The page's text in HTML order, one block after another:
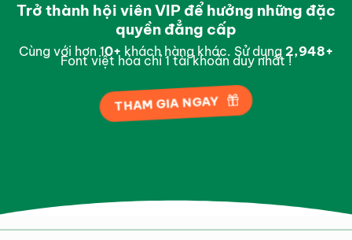
Trở thành hội viên VIP để hưởng những đặc
quyền đẳng cấp
Cùng với hơn 10+ khách hàng khác. Sử dụng 2,997+
Font việt hóa chỉ 1 tài khoản duy nhất !
THAM GIA NGAY